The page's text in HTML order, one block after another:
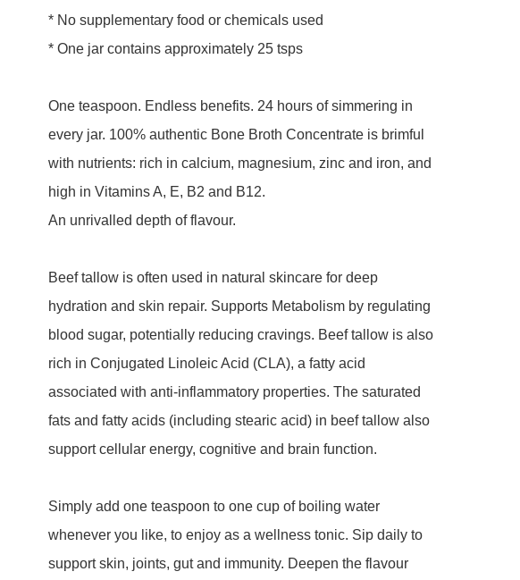
* No supplementary food or chemicals used
* One jar contains approximately 25 tsps
One teaspoon. Endless benefits. 24 hours of simmering in
every jar. 100% authentic Bone Broth Concentrate is brimful
with nutrients: rich in calcium, magnesium, zinc and iron, and
high in Vitamins A, E, B2 and B12.
An unrivalled depth of flavour.
Beef tallow is often used in natural skincare for deep
hydration and skin repair. Supports Metabolism by regulating
blood sugar, potentially reducing cravings. Beef tallow is also
rich in Conjugated Linoleic Acid (CLA), a fatty acid
associated with anti-inflammatory properties. The saturated
fats and fatty acids (including stearic acid) in beef tallow also
support cellular energy, cognitive and brain function.
Simply add one teaspoon to one cup of boiling water
whenever you like, to enjoy as a wellness tonic. Sip daily to
support skin, joints, gut and immunity. Deepen the flavour